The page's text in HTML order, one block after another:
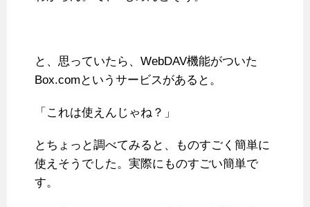
と、思っていたら、WebDAV機能がついた
Box.comというサービスがあると。
「これは使えんじゃね？」
とちょっと調べてみると、ものすごく簡単に
使えそうでした。実際にものすごい簡単で
す。